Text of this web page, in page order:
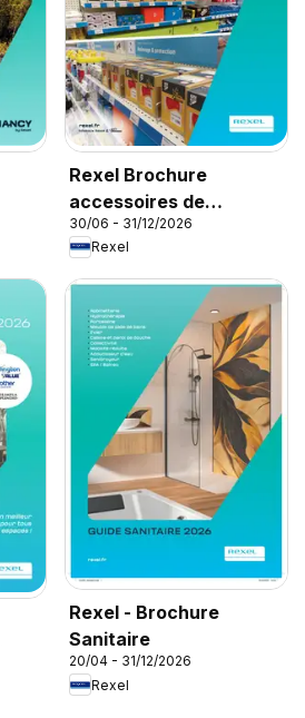
Rexel Brochure
accessoires de
climatisation
30/06 - 31/12/2026
Rexel
Rexel - Brochure
Sanitaire
20/04 - 31/12/2026
Rexel